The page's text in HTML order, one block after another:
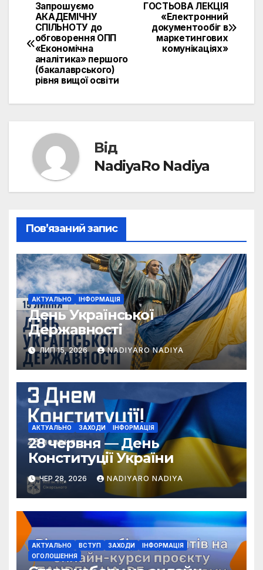
Навігація
записів
ГОСТЬОВА ЛЕКЦІЯ
«Електронний
документообіг в
маркетингових
комунікаціях»
Запрошуємо
АКАДЕМІЧНУ
СПІЛЬНОТУ до
обговорення ОПП
«Економічна
аналітика» першого
(бакалаврського)
рівня вищої освіти
Від
NadiyaRo Nadiya
Пов’язаний запис
АКТУАЛЬНО ІНФОРМАЦІЯ
День Української
Державності
ЛИП 15, 2026 NADIYARO NADIYA
АКТУАЛЬНО ЗАХОДИ ІНФОРМАЦІЯ
28 червня — День
Конституції України
ЧЕР 28, 2026 NADIYARO NADIYA
АКТУАЛЬНО ВСТУП ЗАХОДИ
ІНФОРМАЦІЯ
ОГОЛОШЕННЯ